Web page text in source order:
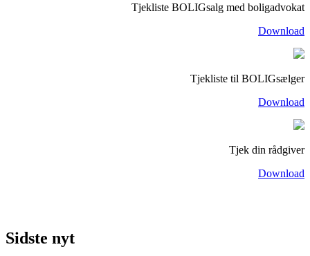
Tjekliste BOLIGsalg med boligadvokat
Download
Tjekliste til BOLIGsælger
Download
Tjek din rådgiver
Download
Sidste nyt